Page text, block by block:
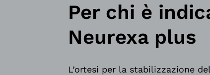
Per chi è
Neurexa plus
L’ortesi per la stabilizzazione